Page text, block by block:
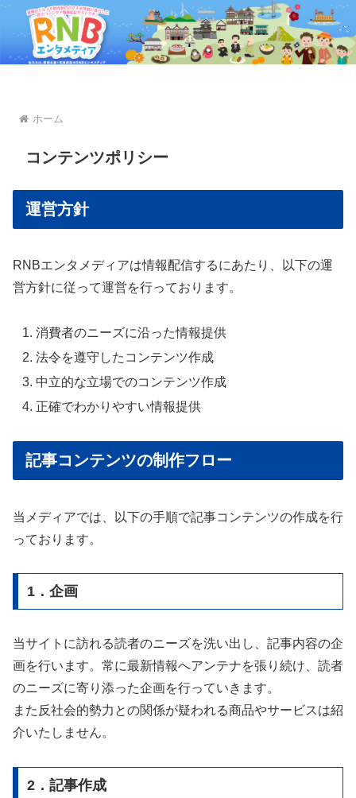
ホーム
コンテンツポリシー
運営方針
RNBエンタメディアは情報配信するにあたり、以下の運
営方針に従って運営を行っております。
消費者のニーズに沿った情報提供
法令を遵守したコンテンツ作成
中立的な立場でのコンテンツ作成
正確でわかりやすい情報提供
記事コンテンツの制作フロー
当メディアでは、以下の手順で記事コンテンツの作成を行
っております。
1．企画
当サイトに訪れる読者のニーズを洗い出し、記事内容の企
画を行います。常に最新情報へアンテナを張り続け、読者
のニーズに寄り添った企画を行っていきます。
また反社会的勢力との関係が疑われる商品やサービスは紹
介いたしません。
2．記事作成